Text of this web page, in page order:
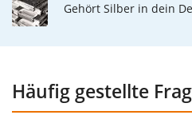
Gehört Silber in dein
Häufig gestellte